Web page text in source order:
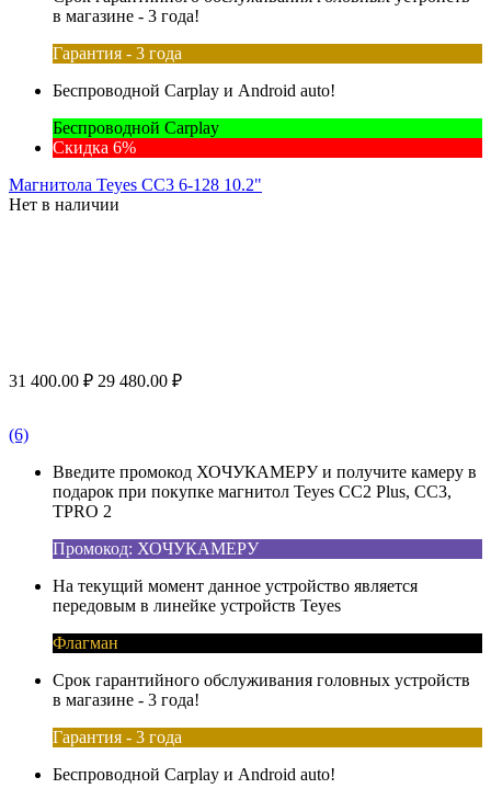
в магазине - 3 года!
Гарантия - 3 года
Беспроводной Carplay и Android auto!
Беспроводной Carplay
Скидка 6%
Магнитола Teyes CC3 6-128 10.2"
Нет в наличии
31 400.00 ₽ 29 480.00 ₽
(6)
Введите промокод ХОЧУКАМЕРУ и получите камеру в
подарок при покупке магнитол Teyes CC2 Plus, CC3,
TPRO 2
Промокод: ХОЧУКАМЕРУ
На текущий момент данное устройство является
передовым в линейке устройств Teyes
Флагман
Срок гарантийного обслуживания головных устройств
в магазине - 3 года!
Гарантия - 3 года
Беспроводной Carplay и Android auto!